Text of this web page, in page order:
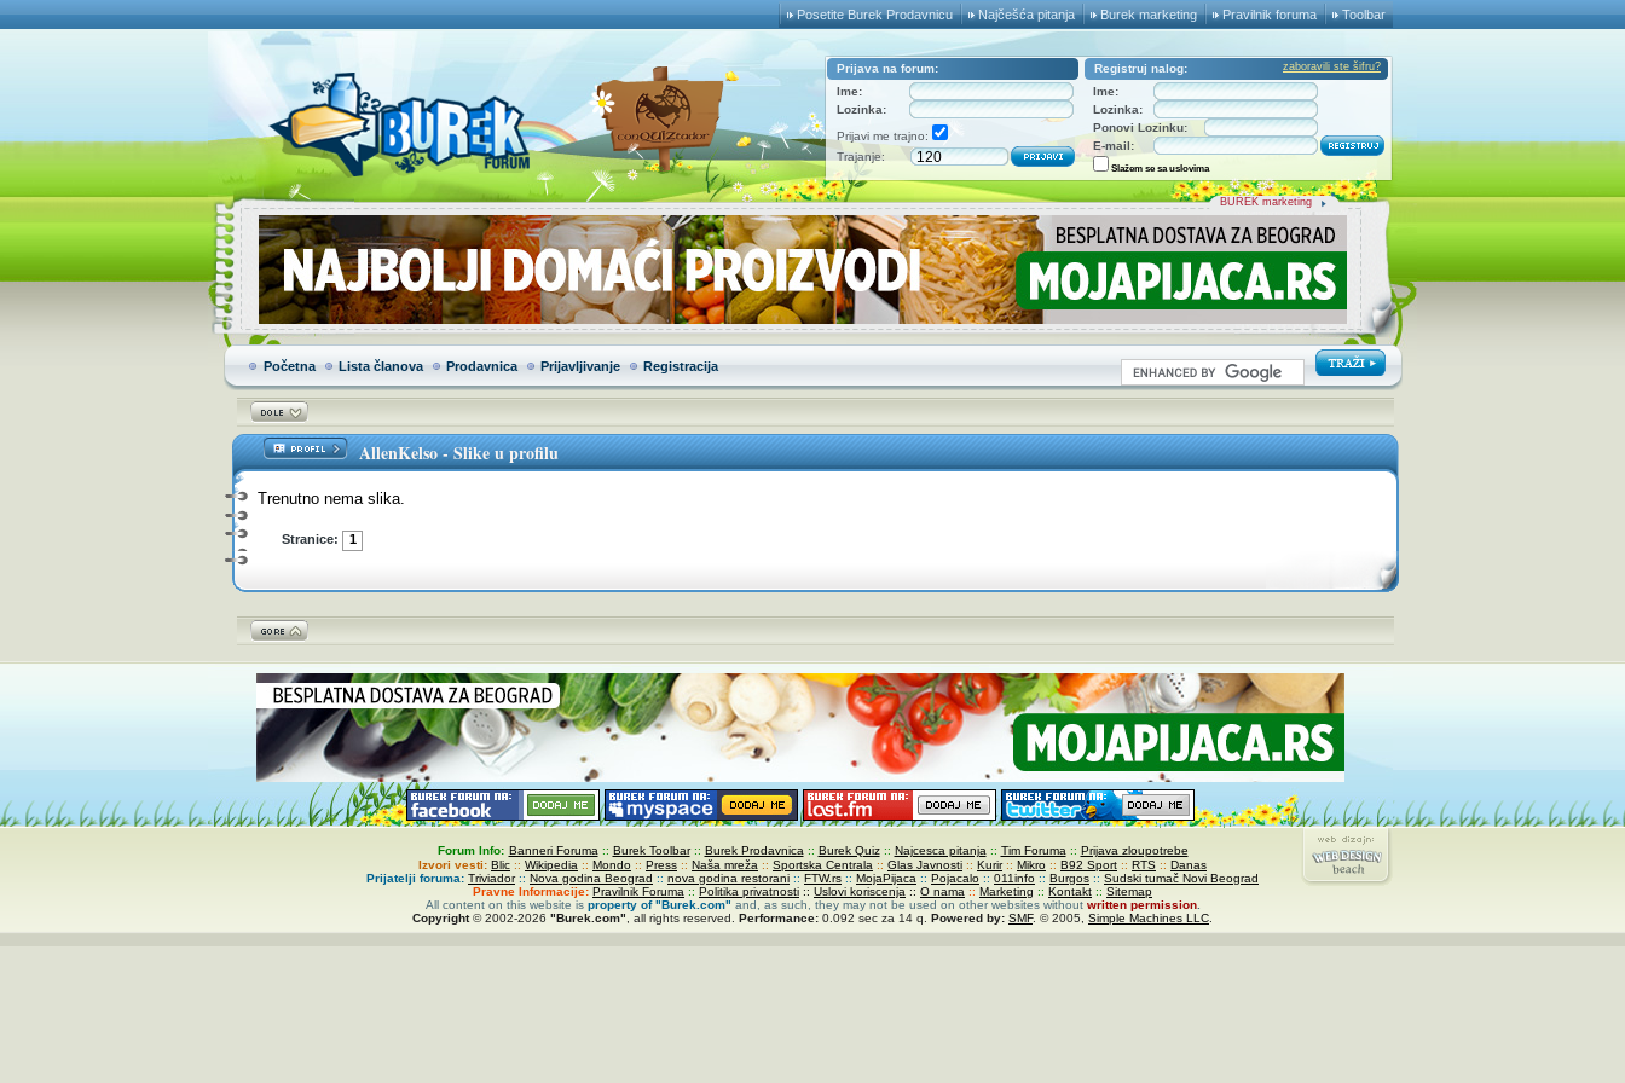
Toolbar
Pravilnik foruma
Burek marketing
Najčešća pitanja
Posetite Burek Prodavnicu
Prijava na forum:
Ime:
Lozinka:
Prijavi me trajno:
Trajanje:
Registruj nalog: zaboravili ste šifru?
Ime:
Lozinka:
Ponovi Lozinku:
E-mail:
Slažem se sa uslovima
BUREK marketing
Početna Lista članova Prodavnica Prijavljivanje Registracija
AllenKelso-Slike u profilu
Trenutno nema slika.
Stranice: 1
Forum Info: Banneri Foruma :: Burek Toolbar:: Burek Prodavnica :: Burek Quiz:: Najcesca pitanja :: Tim Foruma :: Prijava zloupotrebe
Izvori vesti: Blic :: Wikipedia :: Mondo :: Press :: Naša mreža :: Sportska Centrala :: Glas Javnosti :: Kurir:: Mikro :: B92 Sport :: RTS :: Danas
Prijatelji foruma: Triviador:: Nova godina Beograd :: nova godina restorani :: FTW.rs :: MojaPijaca :: Pojacalo :: 011info :: Burgos :: Sudski tumač Novi Beograd
Pravne Informacije: Pravilnik Foruma :: Politika privatnosti :: Uslovi koriscenja :: O nama :: Marketing :: Kontakt :: Sitemap
All content on this website is property of"Burek.com" and, as such, they may not be used on other websites withoutwritten permission.
Copyright© 2002-2026 "Burek.com" , all rights reserved. Performance: 0.092 sec za 14 q. Powered by: SMF. © 2005, Simple Machines LLC